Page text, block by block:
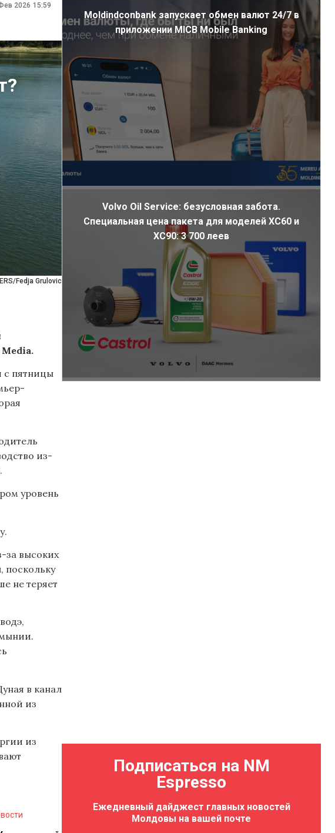
2026 15:59
Fedja Grulovic
с пятницы
из-
уровень
за высоких
поскольку
не теряет
в канал
из
из
Moldindconbank запускает обмен валют 24/7 в
приложении MICB Mobile Banking
Volvo Oil Service: безусловная забота.
Специальная цена пакета для моделей XC60 и
XC90: 3 700 леев
Подписаться на NM
Espresso
Ежедневный дайджест главных новостей
Молдовы на вашей почте